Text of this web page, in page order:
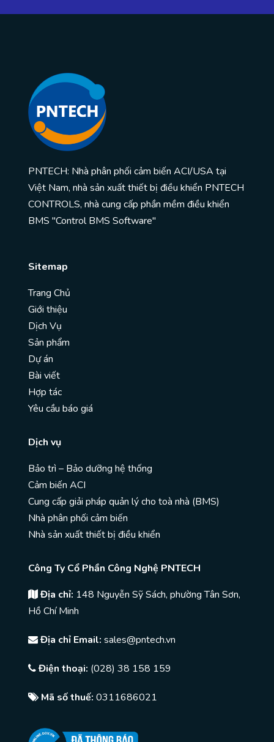
PNTECH: Nhà phân phối cảm biến ACI/USA tại
Việt Nam, nhà sản xuất thiết bị điều khiển PNTECH
CONTROLS, nhà cung cấp phần mềm điều khiển
BMS "Control BMS Software"
Sitemap
Trang Chủ
Giới thiệu
Dịch Vụ
Sản phẩm
Dự án
Bài viết
Hợp tác
Yêu cầu báo giá
Dịch vụ
Bảo trì – Bảo dưỡng hệ thống
Cảm biến ACI
Cung cấp giải pháp quản lý cho toà nhà (BMS)
Nhà phân phối cảm biến
Nhà sản xuất thiết bị điều khiển
Công Ty Cổ Phần Công Nghệ PNTECH
Địa chỉ: 148 Nguyễn Sỹ Sách, phường Tân Sơn,
Hồ Chí Minh
Địa chỉ Email: sales@pntech.vn
Điện thoại: (028) 38 158 159
Mã số thuế: 0311686021